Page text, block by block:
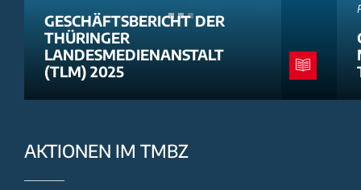
GESCHÄFTSBERICHT DER
THÜRINGER
LANDESMEDIENANSTALT
(TLM) 2025
AKTIONEN IM TMBZ